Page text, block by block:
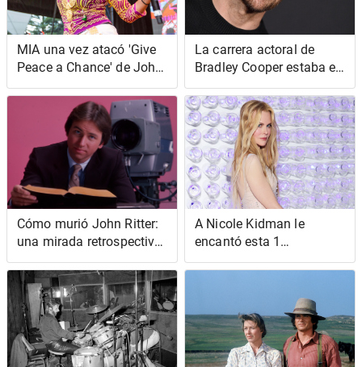
MIA una vez atacó 'Give
Peace a Chance' de John
Lennon
La carrera actoral de
Bradley Cooper estaba en
peligro cuando trabajó
con Julia Roberts en este
proyecto
Cómo murió John Ritter:
una mirada retrospectiva
a la muerte del actor de
'Three's Company'
A Nicole Kidman le
encantó esta 1
característica atractiva
Kilmer compartieron
como Batman